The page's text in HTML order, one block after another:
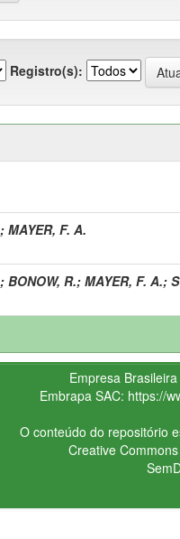
Registro(s):
; MAYER, F. A.
; BONOW, R.; MAYER, F. A.;
Empresa
Embrapa SAC: https://
O conteúdo do repositório
Creative Commons